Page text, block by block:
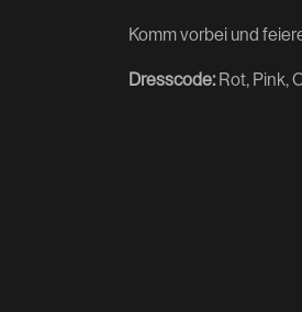
Komm vorbei und
Dresscode: Rot, Pink,